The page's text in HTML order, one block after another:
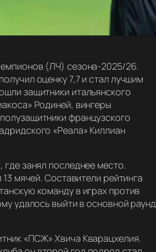
(ЛЧ) сезона-2025/26.
оценку 7,7 и стал лучшим
защитники итальянского
Родиней, вингеры
французского
«Реала» Киллиан
занял последнее место.
мячей. Составители рейтинга
команду в играх против
удалось выйти в основной раунд
«ПСЖ» Хвича Кварацхелия.